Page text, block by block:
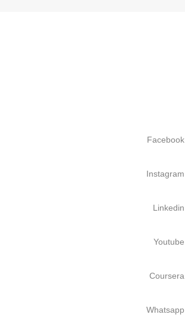
Facebook
Instagram
Linkedin
Youtube
Coursera
Whatsapp